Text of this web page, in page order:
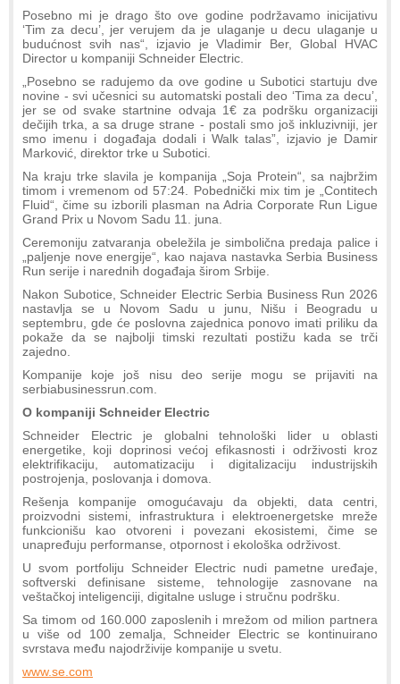
Posebno mi je drago što ove godine podržavamo inicijativu
‘Tim za decu’, jer verujem da je ulaganje u decu ulaganje u
budućnost svih nas“, izjavio je Vladimir Ber, Global HVAC
Director u kompaniji Schneider Electric.
„Posebno se radujemo da ove godine u Subotici startuju dve
novine - svi učesnici su automatski postali deo ‘Tima za decu’,
jer se od svake startnine odvaja 1€ za podršku organizaciji
dečijih trka, a sa druge strane - postali smo još inkluzivniji, jer
smo imenu i događaja dodali i Walk talas”, izjavio je Damir
Marković, direktor trke u Subotici.
Na kraju trke slavila je kompanija „Soja Protein“, sa najbržim
timom i vremenom od 57:24. Pobednički mix tim je „Contitech
Fluid“, čime su izborili plasman na Adria Corporate Run Ligue
Grand Prix u Novom Sadu 11. juna.
Ceremoniju zatvaranja obeležila je simbolična predaja palice i
„paljenje nove energije“, kao najava nastavka Serbia Business
Run serije i narednih događaja širom Srbije.
Nakon Subotice, Schneider Electric Serbia Business Run 2026
nastavlja se u Novom Sadu u junu, Nišu i Beogradu u
septembru, gde će poslovna zajednica ponovo imati priliku da
pokaže da se najbolji timski rezultati postižu kada se trči
zajedno.
Kompanije koje još nisu deo serije mogu se prijaviti na
serbiabusinessrun.com.
O kompaniji Schneider Electric
Schneider Electric je globalni tehnološki lider u oblasti
energetike, koji doprinosi većoj efikasnosti i održivosti kroz
elektrifikaciju, automatizaciju i digitalizaciju industrijskih
postrojenja, poslovanja i domova.
Rešenja kompanije omogućavaju da objekti, data centri,
proizvodni sistemi, infrastruktura i elektroenergetske mreže
funkcionišu kao otvoreni i povezani ekosistemi, čime se
unapređuju performanse, otpornost i ekološka održivost.
U svom portfoliju Schneider Electric nudi pametne uređaje,
softverski definisane sisteme, tehnologije zasnovane na
veštačkoj inteligenciji, digitalne usluge i stručnu podršku.
Sa timom od 160.000 zaposlenih i mrežom od milion partnera
u više od 100 zemalja, Schneider Electric se kontinuirano
svrstava među najodrživije kompanije u svetu.
www.se.com